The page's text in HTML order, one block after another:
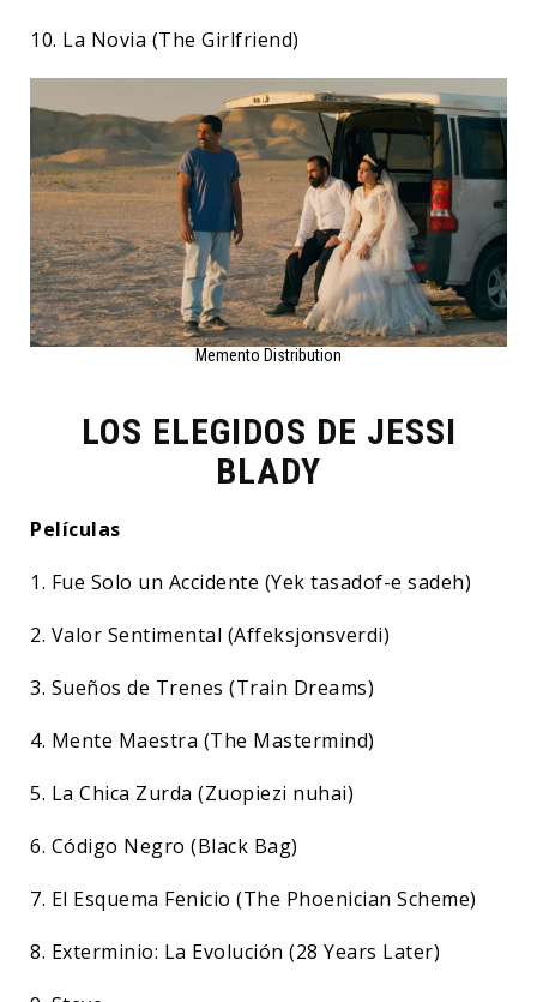
10. La Novia (The Girlfriend)
Memento Distribution
LOS ELEGIDOS DE JESSI
BLADY
Películas
1. Fue Solo un Accidente (Yek tasadof-e sadeh)
2. Valor Sentimental (Affeksjonsverdi)
3. Sueños de Trenes (Train Dreams)
4. Mente Maestra (The Mastermind)
5. La Chica Zurda (Zuopiezi nuhai)
6. Código Negro (Black Bag)
7. El Esquema Fenicio (The Phoenician Scheme)
8. Exterminio: La Evolución (28 Years Later)